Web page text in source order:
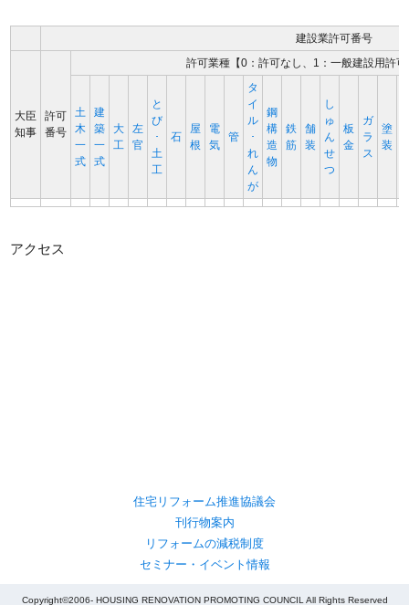
建設業許可番号
大臣
知事
許可
番号
許可業種【0：許可なし、1：一般建設用許
土
木
一
式
建
築
一
式
大
工
左
官
と
び
･
土
工
石
屋
根
電
気
管
タ
イ
ル
･
れ
ん
が
鋼
構
造
物
鉄
筋
舗
装
し
ゅ
ん
せ
つ
板
金
ガ
ラ
ス
塗
装
アクセス
住宅リフォーム推進協議会
刊行物案内
リフォームの減税制度
セミナー・イベント情報
Copyright©2006- HOUSING RENOVATION PROMOTING COUNCIL All Rights Reserved